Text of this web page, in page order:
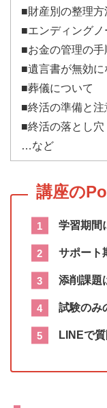
■財産別の整理方
■エンディング
■お金の管理の
■遺言書が無効に
■葬儀について
■終活の準備と注
■終活の落とし穴
…など
学習期間
サポート
添削課題
試験のみ
LINEで